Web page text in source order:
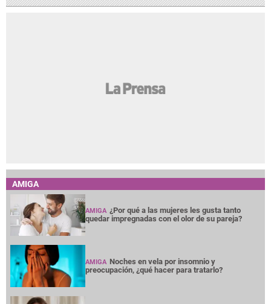
AMIGA
AMIGA ¿Por qué a las mujeres les gusta tanto
quedar impregnadas con el olor de su pareja?
AMIGA Noches en vela por insomnio y
preocupación, ¿qué hacer para tratarlo?